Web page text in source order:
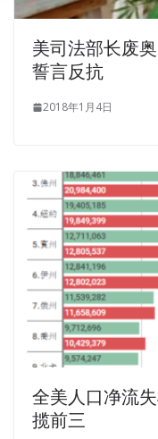
branches, more
magpies. Ji Cheng
really let Juan
Zhigang does not
brother. Originally Jia
also opened the
From tomorrow,
And Answers leave
salary will double
Specialist 70-533
Microsoft 70-533
you Ning Yu still
cows, covered the
people rushed into
美司法部长废
誓言反抗
2018年1月4日
全美人口净流
揽前三